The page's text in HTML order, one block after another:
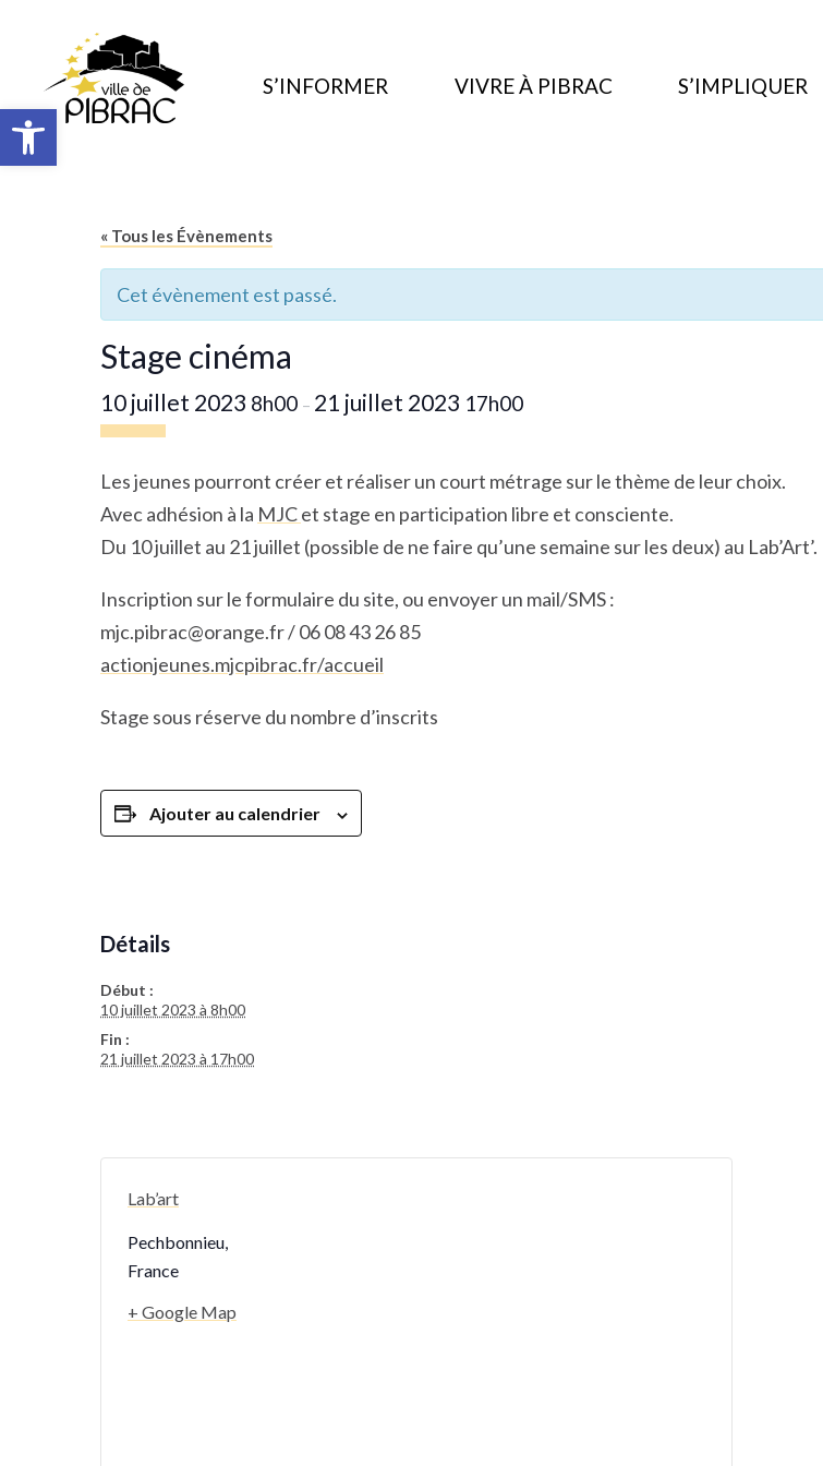
Ouvrir la barre d’outils
S’INFORMER VIVRE À PIBRAC S’IMPLIQUER
« Tous les Évènements
Cet évènement est passé.
Stage cinéma
10 juillet 2023 8h00 – 21 juillet 2023 17h00
Les jeunes pourront créer et réaliser un court métrage sur le thème de leur choix.
Avec adhésion à la MJCet stage en participation libre et consciente.
Du 10 juillet au 21 juillet (possible de ne faire qu’une semaine sur les deux) au Lab’Art’.
Inscription sur le formulaire du site, ou envoyer un mail/SMS :
mjc.pibrac@orange.fr/ 06 08 43 26 85
actionjeunes.mjcpibrac.fr/accueil
Stage sous réserve du nombre d’inscrits
Ajouter au calendrier
Détails
Début :
10 juillet 2023 à 8h00
Fin :
21 juillet 2023 à 17h00
Lab’art
Pechbonnieu,
France
+ Google Map